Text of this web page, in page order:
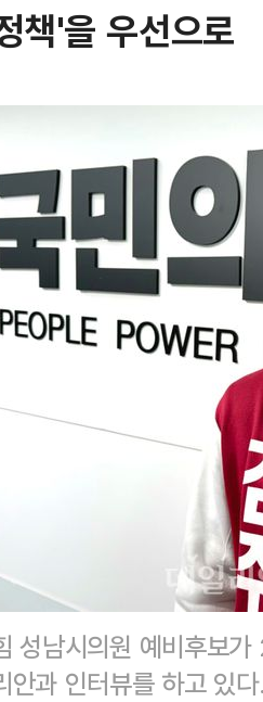
책'을 우선으로
성남시의원 예비후보
안과 인터뷰를 하고 있